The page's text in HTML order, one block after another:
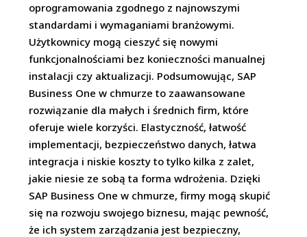
oprogramowania zgodnego z najnowszymi
standardami i wymaganiami branżowymi.
Użytkownicy mogą cieszyć się nowymi
funkcjonalnościami bez konieczności manualnej
instalacji czy aktualizacji. Podsumowując, SAP
Business One w chmurze to zaawansowane
rozwiązanie dla małych i średnich firm, które
oferuje wiele korzyści. Elastyczność, łatwość
implementacji, bezpieczeństwo danych, łatwa
integracja i niskie koszty to tylko kilka z zalet,
jakie niesie ze sobą ta forma wdrożenia. Dzięki
SAP Business One w chmurze, firmy mogą skupić
się na rozwoju swojego biznesu, mając pewność,
że ich system zarządzania jest bezpieczny,